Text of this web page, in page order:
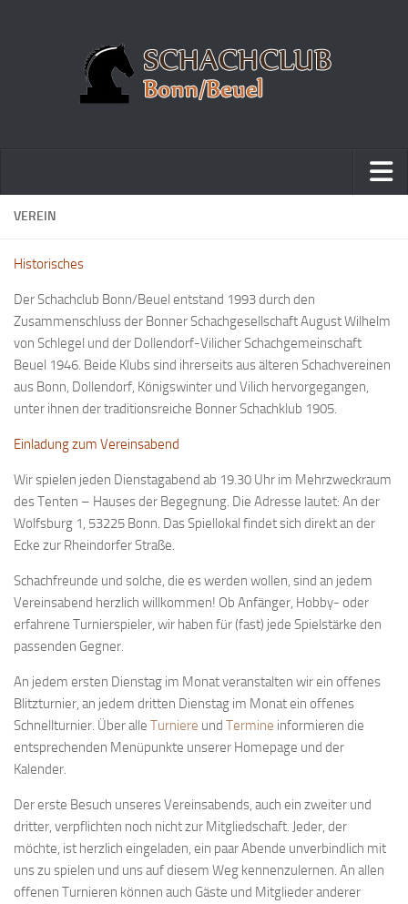
Home
Vereinspokalturnier
Vereinsschnellschachmeisterschaft
Blitzturnierserie
Schnellturnierserie
Bonner Schnellschachturniere
Mannschaften
1. Mannschaft
2. Mannschaft
3. Mannschaft
4. Mannschaft
Jugendschach
Schach online
1.Online Schachturnierserie
Termine
Verein
Anfahrt
Vorstand
Mitglieder
VEREIN
Historisches
Der Schachclub Bonn/Beuel entstand 1993 durch den
Zusammenschluss der Bonner Schachgesellschaft August Wilhelm
von Schlegel und der Dollendorf-Vilicher Schachgemeinschaft
Beuel 1946. Beide Klubs sind ihrerseits aus älteren Schachvereinen
aus Bonn, Dollendorf, Königswinter und Vilich hervorgegangen,
unter ihnen der traditionsreiche Bonner Schachklub 1905.
Einladung zum Vereinsabend
Wir spielen jeden Dienstagabend ab 19.30 Uhr im Mehrzweckraum
des Tenten – Hauses der Begegnung. Die Adresse lautet: An der
Wolfsburg 1, 53225 Bonn. Das Spiellokal findet sich direkt an der
Ecke zur Rheindorfer Straße.
Schachfreunde und solche, die es werden wollen, sind an jedem
Vereinsabend herzlich willkommen! Ob Anfänger, Hobby- oder
erfahrene Turnierspieler, wir haben für (fast) jede Spielstärke den
passenden Gegner.
An jedem ersten Dienstag im Monat veranstalten wir ein offenes
Blitzturnier, an jedem dritten Dienstag im Monat ein offenes
Schnellturnier. Über alle Turniere und Termine informieren die
entsprechenden Menüpunkte unserer Homepage und der
Kalender.
Der erste Besuch unseres Vereinsabends, auch ein zweiter und
dritter, verpflichten noch nicht zur Mitgliedschaft. Jeder, der
möchte, ist herzlich eingeladen, ein paar Abende unverbindlich mit
uns zu spielen und uns auf diesem Weg kennenzulernen. An allen
offenen Turnieren können auch Gäste und Mitglieder anderer